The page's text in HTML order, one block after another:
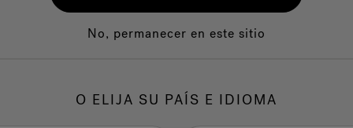
Buscar Resultados
No, permanecer en este sitio
O ELIJA SU PAÍS E IDIOMA